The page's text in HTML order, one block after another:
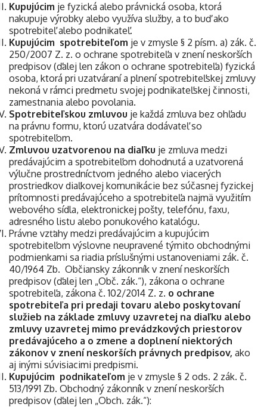
Kupujúcim je fyzická alebo právnická osoba, ktorá
nakupuje výrobky alebo využíva služby, a to buď ako
spotrebiteľ alebo podnikateľ.
Kupujúcim spotrebiteľom je v zmysle § 2 písm. a) zák. č.
250/2007 Z. z. o ochrane spotrebiteľa v znení neskorších
predpisov (ďalej len zákon o ochrane spotrebiteľa) fyzická
osoba, ktorá pri uzatváraní a plnení spotrebiteľskej zmluvy
nekoná v rámci predmetu svojej podnikateľskej činnosti,
zamestnania alebo povolania.
Spotrebiteľskou zmluvou je každá zmluva bez ohľadu
na právnu formu, ktorú uzatvára dodávateľ so
spotrebiteľom.
Zmluvou uzatvorenou na diaľku je zmluva medzi
predávajúcim a spotrebiteľom dohodnutá a uzatvorená
výlučne prostredníctvom jedného alebo viacerých
prostriedkov diaľkovej komunikácie bez súčasnej fyzickej
prítomnosti predávajúceho a spotrebiteľa najmä využitím
webového sídla, elektronickej pošty, telefónu, faxu,
adresného listu alebo ponukového katalógu.
Právne vzťahy medzi predávajúcim a kupujúcim
spotrebiteľom výslovne neupravené týmito obchodnými
podmienkami sa riadia príslušnými ustanoveniami zák. č.
40/1964 Zb. Občiansky zákonník v znení neskorších
predpisov (ďalej len „Obč. zák.“), zákona o ochrane
spotrebiteľa, zákona č. 102/2014 Z. z. o ochrane
spotrebiteľa pri predaji tovaru alebo poskytovaní
služieb na základe zmluvy uzavretej na diaľku alebo
zmluvy uzavretej mimo prevádzkových priestorov
predávajúceho a o zmene a doplnení niektorých
zákonov v znení neskorších právnych predpisov, ako
aj inými súvisiacimi predpismi.
Kupujúcim podnikateľom je v zmysle § 2 ods. 2 zák. č.
513/1991 Zb. Obchodný zákonník v znení neskorších
predpisov (ďalej len „Obch. zák.“):